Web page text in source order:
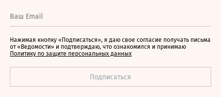
Нажимая кнопку «Подписаться», я даю свое согласие получать письма
от «Ведомости» и подтверждаю, что ознакомился и принимаю
Политику по защите персональных данных